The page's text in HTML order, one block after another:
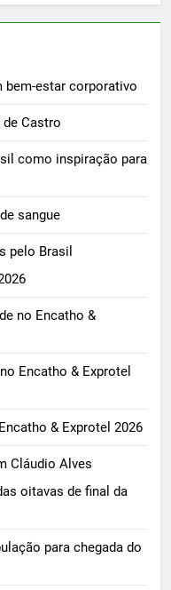
bem-estar corporativo
Castro
como inspiração para
sangue
pelo Brasil
no Encatho &
Encatho & Exprotel
& Exprotel 2026
Cláudio Alves
oitavas de final da
para chegada do